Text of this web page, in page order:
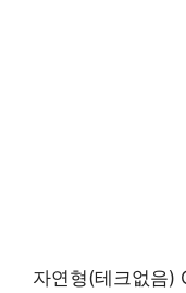
자연형(테크없음